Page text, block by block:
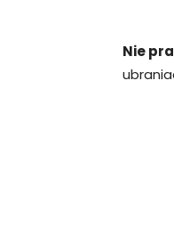
Nie